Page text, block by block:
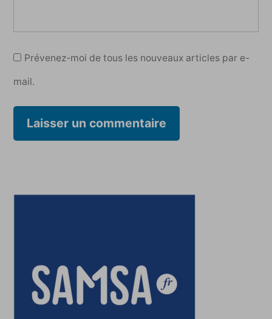
Prévenez-moi de tous les nouveaux articles par e-
mail.